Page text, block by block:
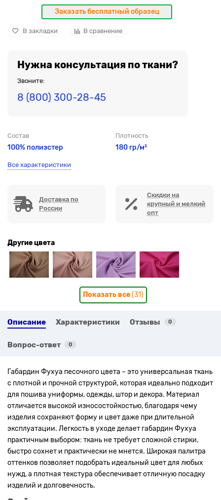
Заказать бесплатный образец
В закладки В сравнение
Нужна консультация по ткани?
Звоните:
8 (800) 300-28-45
Состав
100% полиэстер
Плотность
180 гр/м²
Все характеристики
Доставка по
России
Скидки на
крупный и мелкий
опт
Другие цвета
Показать все(31)
Описание Характеристики Отзывы 0
Вопрос-ответ 0
Габардин Фухуа песочного цвета – это универсальная ткань
с плотной и прочной структурой, которая идеально подходит
для пошива униформы, одежды, штор и декора. Материал
отличается высокой износостойкостью, благодаря чему
изделия сохраняют форму и цвет даже при длительной
эксплуатации. Легкость в уходе делает габардин Фухуа
практичным выбором: ткань не требует сложной стирки,
быстро сохнет и практически не мнется. Широкая палитра
оттенков позволяет подобрать идеальный цвет для любых
нужд, а плотная текстура обеспечивает отличную посадку
изделий и долговечность.